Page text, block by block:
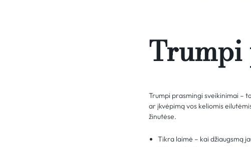
Trumpi
Trumpi prasmingi sveikinimai –
ar įkvėpimą vos keliomis
žinutėse.
Tikra laimė – kai džiaugsmą